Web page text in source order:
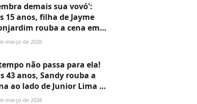
demais sua vovó':
15 anos, filha de Jayme
rouba a cena em
fotos por semelhança
março de 2026
não passa para ela!
43 anos, Sandy rouba a
ao lado de Junior Lima e
pais, Xororó e Noely
março de 2026